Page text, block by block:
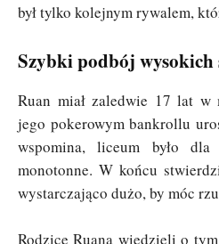
był tylko kolejnym rywalem,
Szybki podbój wysokich
Ruan miał zaledwie 17 lat
jego pokerowym bankrollu
wspomina, liceum było
monotonne. W końcu
wystarczająco dużo, by móc
Rodzice Ruana wiedzieli o